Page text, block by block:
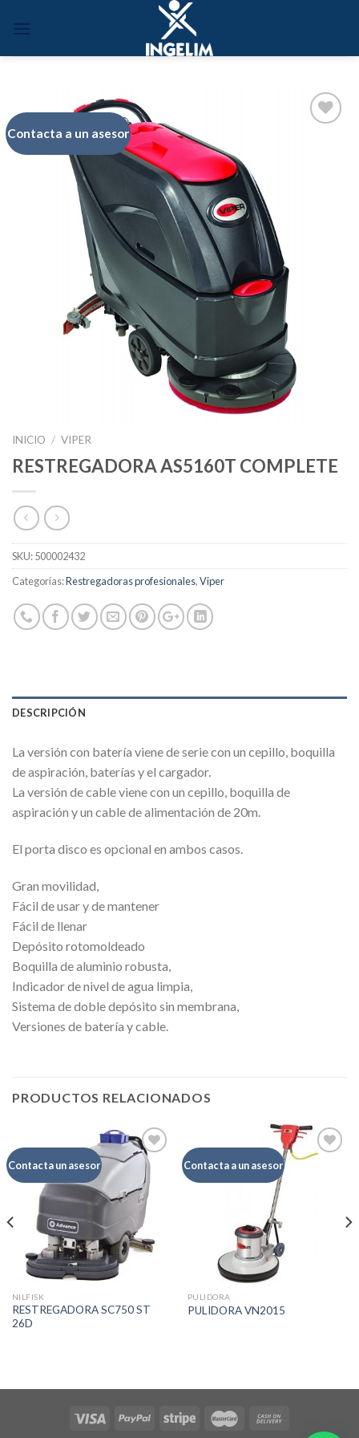
Contacta a un asesor
INICIO / VIPER
RESTREGADORA AS5160T COMPLETE
SKU:500002432
Categorías:Restregadoras profesionales,Viper
DESCRIPCIÓN
La versión con batería viene de serie con un cepillo, boquilla
de aspiración, baterías y el cargador.
La versión de cable viene con un cepillo, boquilla de
aspiración y un cable de alimentación de 20m.
El porta disco es opcional en ambos casos.
Gran movilidad,
Fácil de usar y de mantener
Fácil de llenar
Depósito rotomoldeado
Boquilla de aluminio robusta,
Indicador de nivel de agua limpia,
Sistema de doble depósito sin membrana,
Versiones de batería y cable.
PRODUCTOS RELACIONADOS
Contacta un asesor
Añadir
a la
lista de
deseos
NILFISK
RESTREGADORA SC750 ST
26D
Contacta a un asesor
PULIDORA
PULIDORA VN2015